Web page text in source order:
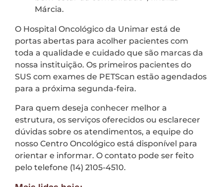
Márcia.
O Hospital Oncológico da Unimar está de
portas abertas para acolher pacientes com
toda a qualidade e cuidado que são marcas da
nossa instituição. Os primeiros pacientes do
SUS com exames de PETScan estão agendados
para a próxima segunda-feira.
Para quem deseja conhecer melhor a
estrutura, os serviços oferecidos ou esclarecer
dúvidas sobre os atendimentos, a equipe do
nosso Centro Oncológico está disponível para
orientar e informar. O contato pode ser feito
pelo telefone (14) 2105-4510.